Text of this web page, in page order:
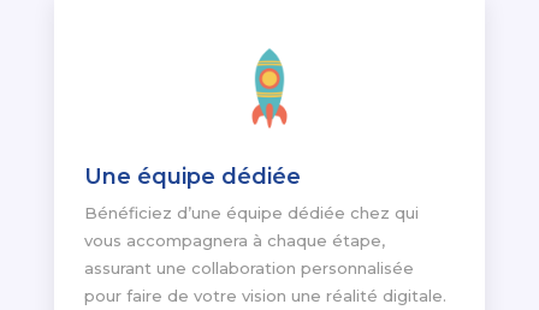
Une équipe dédiée
Bénéficiez d’une équipe dédiée chez qui
vous accompagnera à chaque étape,
assurant une collaboration personnalisée
pour faire de votre vision une réalité digitale.